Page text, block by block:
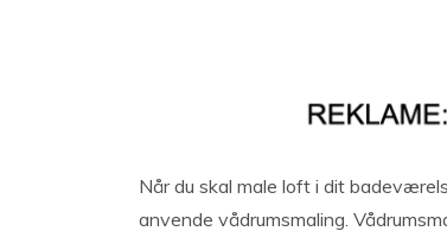
Når du skal male loft i dit
anvende vådrumsmaling.